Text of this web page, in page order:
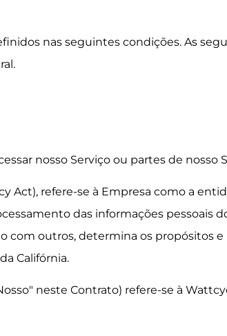
nas seguintes condições. As
nosso Serviço ou partes de nosso
Act), refere-se à Empresa como a
das informações pessoais
com outros, determina os propósitos
Califórnia.
neste Contrato) refere-se à